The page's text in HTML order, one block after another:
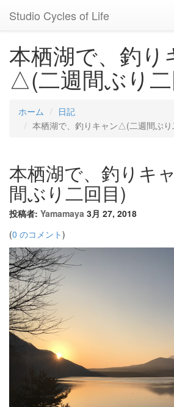
Studio Cycles of Life
本栖湖で、釣り
△(二週間ぶり
ホーム
日記
本栖湖で、釣りキャン△(二週間ぶり
本栖湖で、釣りキ
間ぶり二回目)
投稿者: Yamamaya 3月 27, 2018
(0 のコメント)